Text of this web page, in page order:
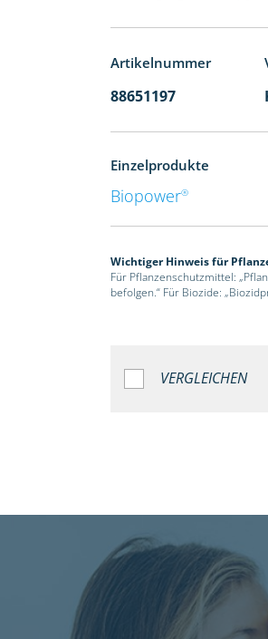
Artikelnummer
88651197
Einzelprodukte
Biopower®
Wichtiger Hinweis für
Für Pflanzenschutzmittel:
befolgen.“ Für Biozide:
VERGLEICHEN